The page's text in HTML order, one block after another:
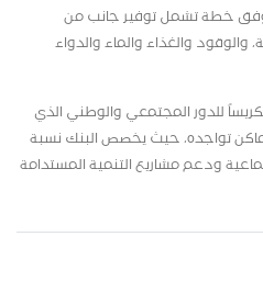
وفق خطة تشمل توفير جانب من
والوقود والغذاء والماء والدواء
للدور المجتمعي والوطني الذي
تواجده، حيث يخصص البنك نسبة
ودعم مشاريع التنمية المستدامة